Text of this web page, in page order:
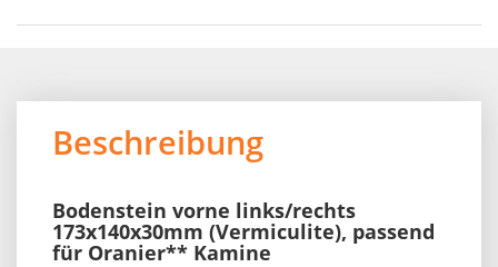
Beschreibung
Bodenstein vorne links/rechts
173x140x30mm (Vermiculite), passend
für Oranier** Kamine